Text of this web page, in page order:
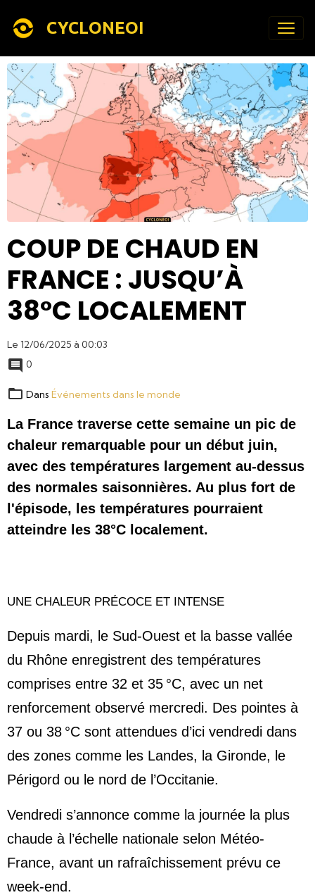
CYCLONEOI
COUP DE CHAUD EN
FRANCE : JUSQU’À
38°C LOCALEMENT
Le 12/06/2025 à 00:03
0
Dans Événements dans le monde
La France traverse cette semaine un pic de
chaleur remarquable pour un début juin,
avec des températures largement au-dessus
des normales saisonnières. Au plus fort de
l'épisode, les températures pourraient
atteindre les 38°C localement.
UNE CHALEUR PRÉCOCE ET INTENSE
Depuis mardi, le Sud-Ouest et la basse vallée
du Rhône enregistrent des températures
comprises entre 32 et 35 °C, avec un net
renforcement observé mercredi. Des pointes à
37 ou 38 °C sont attendues d’ici vendredi dans
des zones comme les Landes, la Gironde, le
Périgord ou le nord de l’Occitanie.
Vendredi s’annonce comme la journée la plus
chaude à l’échelle nationale selon Météo-
France, avant un rafraîchissement prévu ce
week-end.